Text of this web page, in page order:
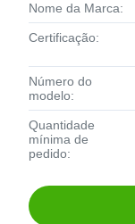
Nome da Marca:
Certificação:
Número do
modelo:
Quantidade
mínima de
pedido: